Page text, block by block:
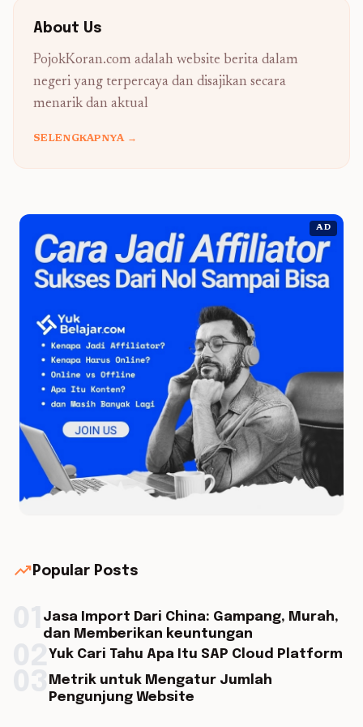
About Us
PojokKoran.com adalah website berita dalam
negeri yang terpercaya dan disajikan secara
menarik dan aktual
SELENGKAPNYA →
AD
trending_up Popular Posts
Jasa Import Dari China: Gampang, Murah,
dan Memberikan keuntungan
Yuk Cari Tahu Apa Itu SAP Cloud Platform
Metrik untuk Mengatur Jumlah
Pengunjung Website